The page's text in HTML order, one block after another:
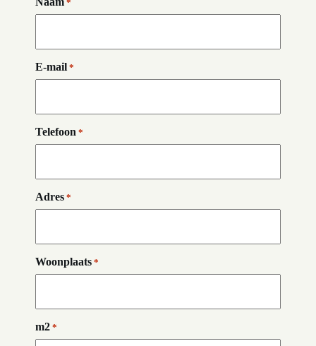
*
E-mail *
Telefoon *
Adres *
Woonplaats *
m2 *